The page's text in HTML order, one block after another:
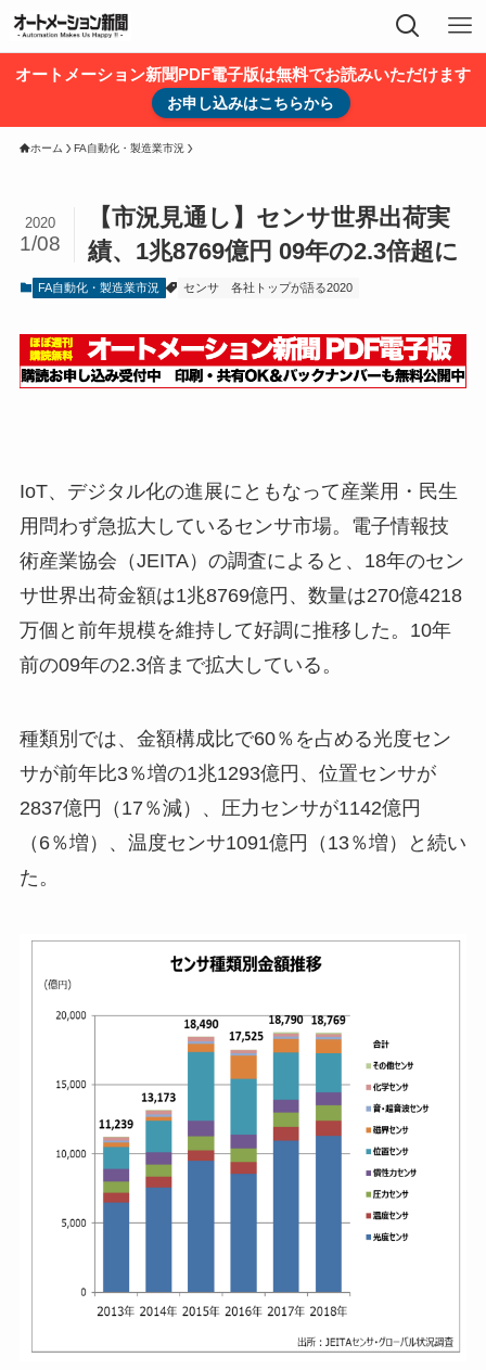
オートメーション新聞PDF電子版は無料でお読みいただけます
お申し込みはこちらから
ホーム FA自動化・製造業市況
【市況見通し】センサ世界出荷実
績、1兆8769億円 09年の2.3倍超に
2020
1/08
FA自動化・製造業市況 センサ 各社トップが語る2020
IoT、デジタル化の進展にともなって産業用・民生
用問わず急拡大しているセンサ市場。電子情報技
術産業協会（JEITA）の調査によると、18年のセン
サ世界出荷金額は1兆8769億円、数量は270億4218
万個と前年規模を維持して好調に推移した。10年
前の09年の2.3倍まで拡大している。
種類別では、金額構成比で60％を占める光度セン
サが前年比3％増の1兆1293億円、位置センサが
2837億円（17％減）、圧力センサが1142億円
（6％増）、温度センサ1091億円（13％増）と続い
た。